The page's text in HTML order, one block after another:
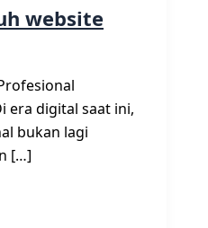
website
era digital saat ini,
bukan lagi
[…]